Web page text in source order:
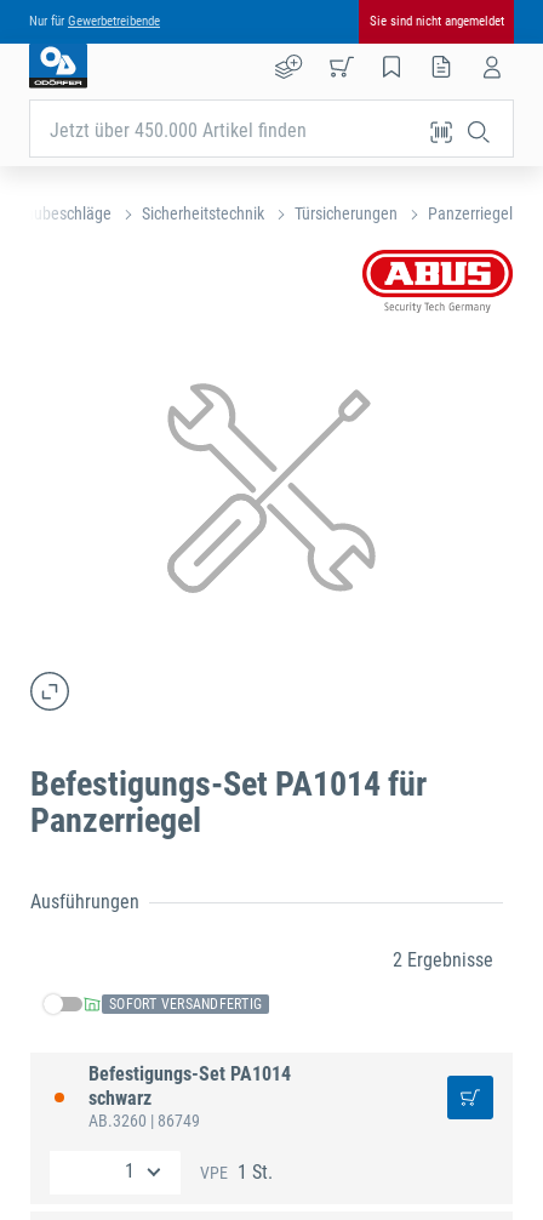
Nur für Gewerbetreibende Sie sind nicht angemeldet
Jetzt über 450.000 Artikel finden
Baubeschläge Sicherheitstechnik Türsicherungen Panzerriegel
Befestigungs-Set PA1014 für
Panzerriegel
Ausführungen
2 Ergebnisse
SOFORT VERSANDFERTIG
Befestigungs-Set PA1014
schwarz
AB.3260 | 86749
VPE 1 St.